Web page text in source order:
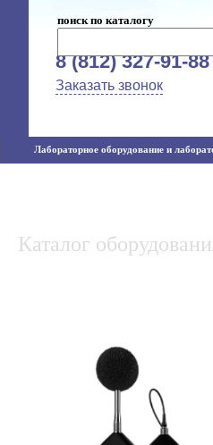
поиск по каталогу
8 (812) 327-91-88
Заказать звонок
Лабораторное оборудование и
Каталог